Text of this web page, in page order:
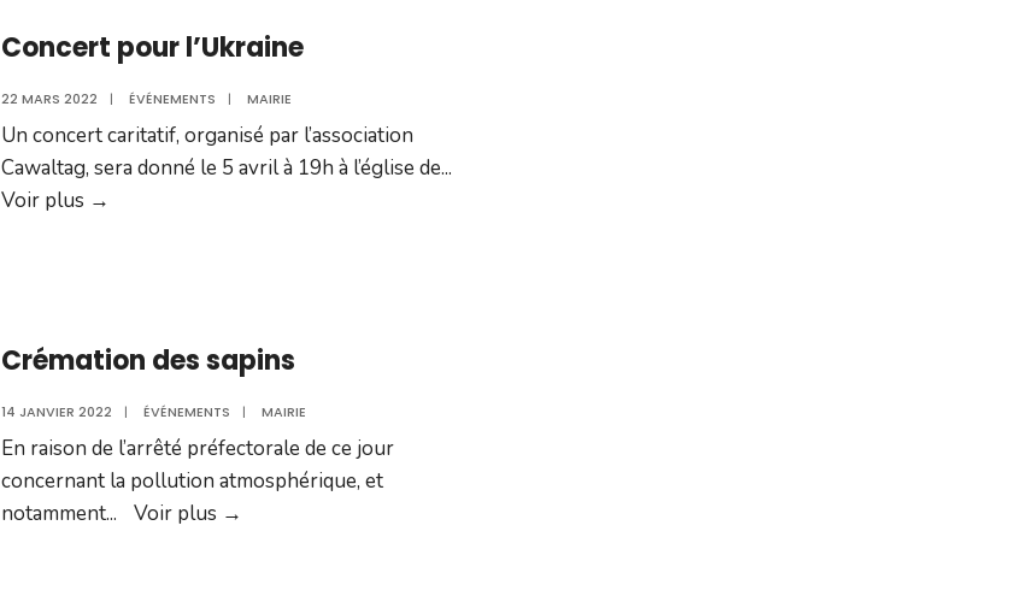
Concert pour l’Ukraine
22 MARS 2022 | ÉVÉNEMENTS | MAIRIE
Un concert caritatif, organisé par l’association
Cawaltag, sera donné le 5 avril à 19h à l’église de...
Voir plus →
Crémation des sapins
14 JANVIER 2022 | ÉVÉNEMENTS | MAIRIE
En raison de l’arrêté préfectorale de ce jour
concernant la pollution atmosphérique, et
notamment... Voir plus →